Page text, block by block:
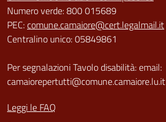
Numero verde: 800 015689
PEC:comune.camaiore@cert.legalmail.it
Centralino unico: 05849861
Per segnalazioni Tavolo disabilità: email:
camaiorepertutti@comune.camaiore.lu.it
Leggi le FAQ